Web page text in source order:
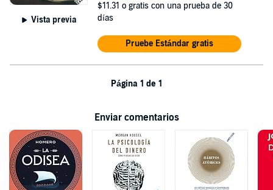
Vista previa
$11.31 o gratis con una prueba de 30
días
Pruebe Estándar gratis
Página 1 de 1
Enviar comentarios